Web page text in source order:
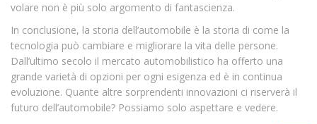
volare non è più solo argomento di fantascienza.
In conclusione, la storia dell’automobile è la storia di come la
tecnologia può cambiare e migliorare la vita delle persone.
Dall’ultimo secolo il mercato automobilistico ha offerto una
grande varietà di opzioni per ogni esigenza ed è in continua
evoluzione. Quante altre sorprendenti innovazioni ci riserverà il
futuro dell’automobile? Possiamo solo aspettare e vedere.